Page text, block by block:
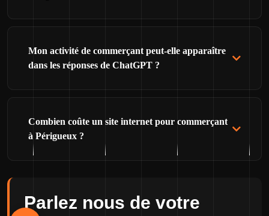
Mon activité de commerçant peut-elle apparaître
dans les réponses de ChatGPT ?
Combien coûte un site internet pour commerçant
à Périgueux ?
Parlez nous de votre